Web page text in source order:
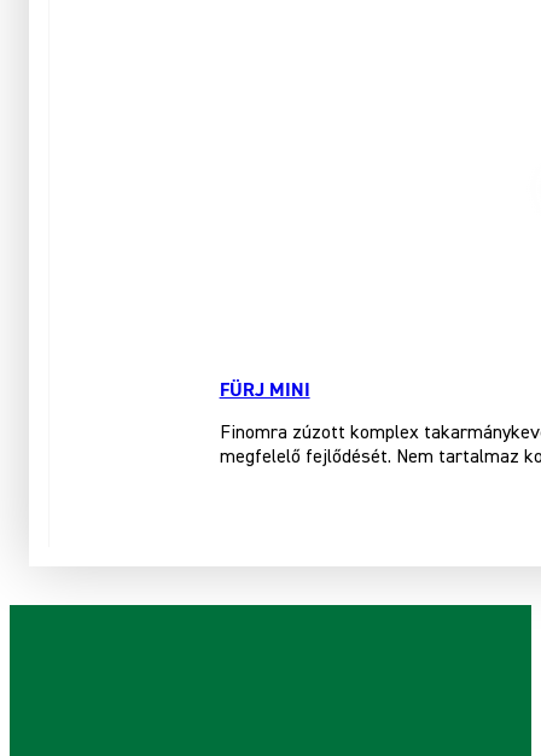
FÜRJ MINI
Finomra zúzott komplex
megfelelő fejlődését. Nem tartalmaz